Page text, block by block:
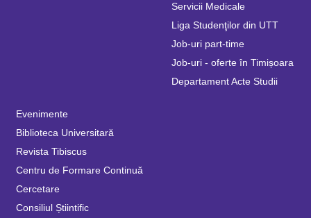
Servicii Medicale
Liga Studenţilor din UTT
Job-uri part-time
Job-uri - oferte în Timișoara
Departament Acte Studii
Evenimente
Biblioteca Universitară
Revista Tibiscus
Centru de Formare Continuă
Cercetare
Consiliul Știintific